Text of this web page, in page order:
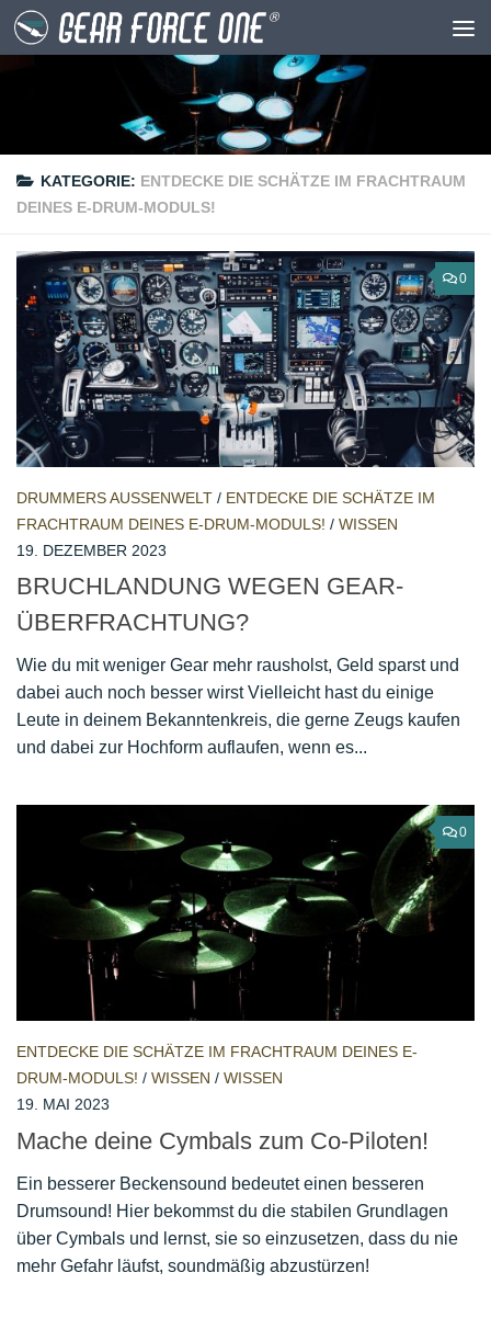
Unter dem Inhalt
KATEGORIE: ENTDECKE DIE SCHÄTZE IM FRACHTRAUM
DEINES E-DRUM-MODULS!
0
DRUMMERS AUSSENWELT / ENTDECKE DIE SCHÄTZE IM
FRACHTRAUM DEINES E-DRUM-MODULS! / WISSEN
19. DEZEMBER 2023
BRUCHLANDUNG WEGEN GEAR-
ÜBERFRACHTUNG?
Wie du mit weniger Gear mehr rausholst, Geld sparst und
dabei auch noch besser wirst Vielleicht hast du einige
Leute in deinem Bekanntenkreis, die gerne Zeugs kaufen
und dabei zur Hochform auflaufen, wenn es...
0
ENTDECKE DIE SCHÄTZE IM FRACHTRAUM DEINES E-
DRUM-MODULS! / WISSEN / WISSEN
19. MAI 2023
Mache deine Cymbals zum Co-Piloten!
Ein besserer Beckensound bedeutet einen besseren
Drumsound! Hier bekommst du die stabilen Grundlagen
über Cymbals und lernst, sie so einzusetzen, dass du nie
mehr Gefahr läufst, soundmäßig abzustürzen!